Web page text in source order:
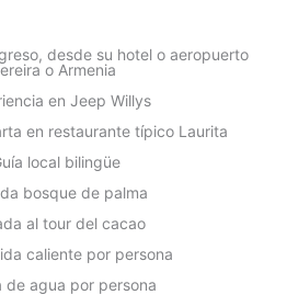
desde su hotel o aeropuerto
o Armenia
en Jeep Willys
en restaurante típico Laurita
local bilingüe
bosque de palma
al tour del cacao
caliente por persona
de agua por persona